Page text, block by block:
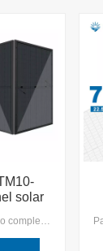
solar
w
Panel solar negro completo de 430 W 丨 Panel de células tipo NElija SpolarPV para sus soluciones solares, donde combinamos innovación con sostenibilidad, allanando el camino para un mañana más brillante y verde.